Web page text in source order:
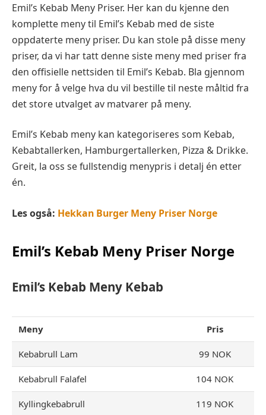
Emil’s Kebab Meny Priser. Her kan du kjenne den
komplette meny til Emil’s Kebab med de siste
oppdaterte meny priser. Du kan stole på disse meny
priser, da vi har tatt denne siste meny med priser fra
den offisielle nettsiden til Emil’s Kebab. Bla gjennom
meny for å velge hva du vil bestille til neste måltid fra
det store utvalget av matvarer på meny.
Emil’s Kebab meny kan kategoriseres som Kebab,
Kebabtallerken, Hamburgertallerken, Pizza & Drikke.
Greit, la oss se fullstendig menypris i detalj én etter
én.
Les også: Hekkan Burger Meny Priser Norge
Emil’s Kebab Meny Priser Norge
Emil’s Kebab Meny Kebab
Meny Pris
Kebabrull Lam 99 NOK
Kebabrull Falafel 104 NOK
Kyllingkebabrull 119 NOK